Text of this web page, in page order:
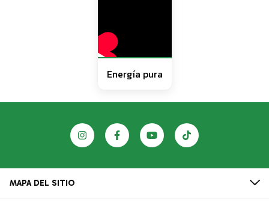
Energía pura
MAPA DEL SITIO